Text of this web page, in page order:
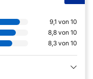
9,1 von 10
8,8 von 10
8,3 von 10